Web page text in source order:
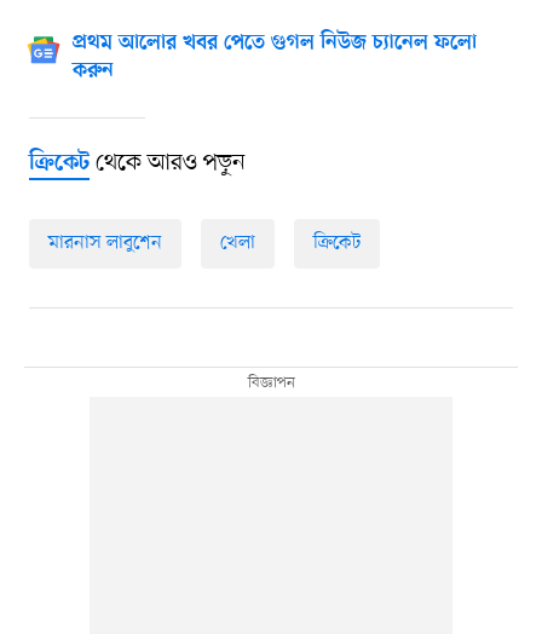
প্রথম আলোর খবর পেতে গুগল নিউজ চ্যানেল ফলো
করুন
ক্রিকেটথেকে আরও পড়ুন
মারনাস লাবুশেন খেলা ক্রিকেট